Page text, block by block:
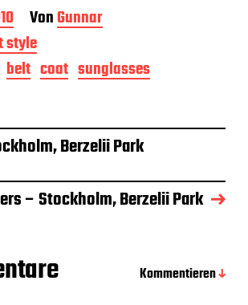
VonGunnar
style
belt coat sunglasses
Berzelii Park
– Stockholm, Berzelii Park
Kommentieren